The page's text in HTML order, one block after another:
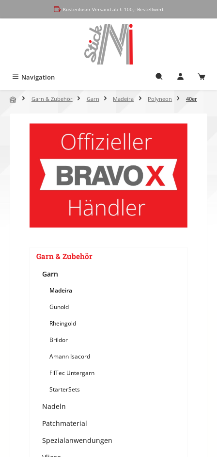
Kostenloser Versand ab € 100,- Bestellwert
Navigation
Garn & Zubehör Garn Madeira Polyneon 40er
Garn & Zubehör
Garn
Madeira
Gunold
Rheingold
Brildor
Amann Isacord
FilTec Untergarn
StarterSets
Nadeln
Patchmaterial
Spezialanwendungen